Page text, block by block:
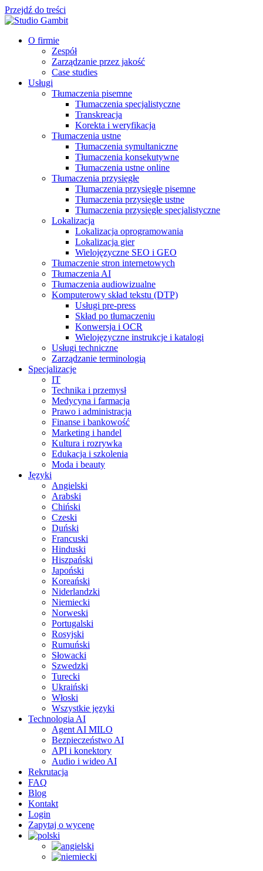
Przejdź do treści
O firmie
Zespół
Zarządzanie przez jakość
Case studies
Usługi
Tłumaczenia pisemne
Tłumaczenia specjalistyczne
Transkreacja
Korekta i weryfikacja
Tłumaczenia ustne
Tłumaczenia symultaniczne
Tłumaczenia konsekutywne
Tłumaczenia ustne online
Tłumaczenia przysięgłe
Tłumaczenia przysięgłe pisemne
Tłumaczenia przysięgłe ustne
Tłumaczenia przysięgłe specjalistyczne
Lokalizacja
Lokalizacja oprogramowania
Lokalizacja gier
Wielojęzyczne SEO i GEO
Tłumaczenie stron internetowych
Tłumaczenia AI
Tłumaczenia audiowizualne
Komputerowy skład tekstu (DTP)
Usługi pre-press
Skład po tłumaczeniu
Konwersja i OCR
Wielojęzyczne instrukcje i katalogi
Usługi techniczne
Zarządzanie terminologią
Specjalizacje
IT
Technika i przemysł
Medycyna i farmacja
Prawo i administracja
Finanse i bankowość
Marketing i handel
Kultura i rozrywka
Edukacja i szkolenia
Moda i beauty
Języki
Angielski
Arabski
Chiński
Czeski
Duński
Francuski
Hinduski
Hiszpański
Japoński
Koreański
Niderlandzki
Niemiecki
Norweski
Portugalski
Rosyjski
Rumuński
Słowacki
Szwedzki
Turecki
Ukraiński
Włoski
Wszystkie języki
Technologia AI
Agent AI MILO
Bezpieczeństwo AI
API i konektory
Audio i wideo AI
Rekrutacja
FAQ
Blog
Kontakt
Login
Zapytaj o wycenę